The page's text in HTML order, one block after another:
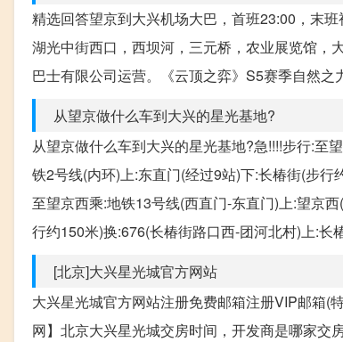
精选回答望京到大兴机场大巴，首班23:00，末
湖光中街西口，西坝河，三元桥，农业展览馆，
巴士有限公司运营。《云顶之弈》S5赛季自然之
从望京做什么车到大兴的星光基地?
从望京做什么车到大兴的星光基地?急!!!!步行:至
铁2号线(内环)上:东直门(经过9站)下:长椿街(步
至望京西乘:地铁13号线(西直门-东直门)上:望京
行约150米)换:676(长椿街路口西-团河北村)上:长
[北京]大兴星光城官方网站
大兴星光城官方网站注册免费邮箱注册VIP邮箱(
网】北京大兴星光城交房时间，开发商是哪家交